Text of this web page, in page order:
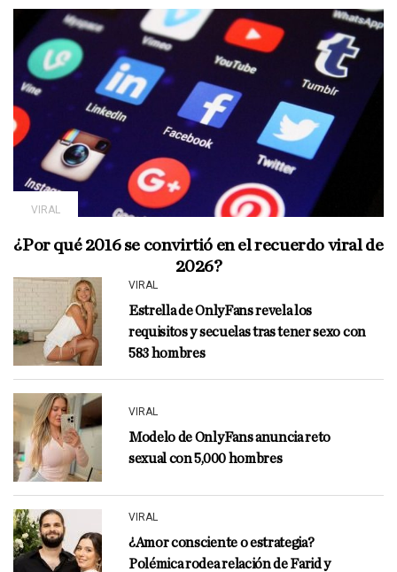
VIRAL
¿Por qué 2016 se convirtió en el recuerdo viral de
2026?
VIRAL
Estrella de OnlyFans revela los
requisitos y secuelas tras tener sexo con
583 hombres
VIRAL
Modelo de OnlyFans anuncia reto
sexual con 5,000 hombres
VIRAL
¿Amor consciente o estrategia?
Polémica rodea relación de Farid y